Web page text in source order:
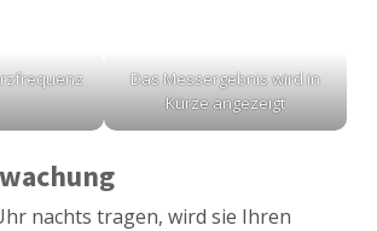
Das Messergebnis wird in
Kürze angezeigt
nachts tragen, wird sie Ihren